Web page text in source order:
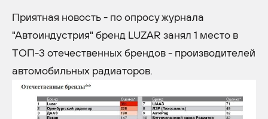
Приятная новость - по опросу журнала
"Автоиндустрия" бренд LUZAR занял 1 место в
ТОП-3 отечественных брендов - производителей
автомобильных радиаторов.